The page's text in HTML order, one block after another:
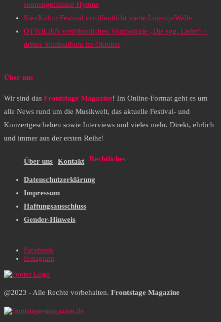
sonnengetränkte Hymne
KiezKultur Festival veröffentlicht vierte Line-up-Welle
OTTOLIEN veröffentlichen Vorabsingle „Die sog. Liebe“ –
drittes Studioalbum im Oktober
Über uns
Wir sind das Frontstage Magazine! Im Online-Format geht es um
alle News rund um die Musikwelt, das aktuelle Festival- und
Konzertgeschehen sowie Interviews und vieles mehr. Direkt, ehrlich
und immer aus der ersten Reihe!
Über uns Kontakt Rechtliches
Datenschutzerklärung
Impressum
Haftungsausschluss
Gender-Hinweis
Facebook
Instagram
@2023 - Alle Rechte vorbehalten. Frontstage Magazine